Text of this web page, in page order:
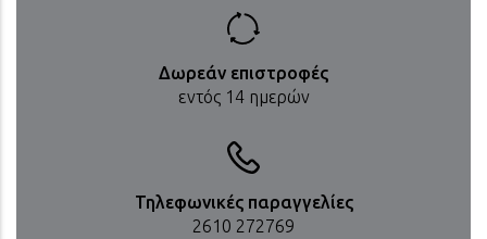
Δωρεάν επιστροφές
εντός 14 ημερών
Τηλεφωνικές παραγγελίες
2610 272769